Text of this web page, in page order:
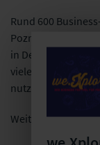
Rund 600
Poznan, Köln,
in Deutschland,
vielen anderen
nutzen.
Weitere